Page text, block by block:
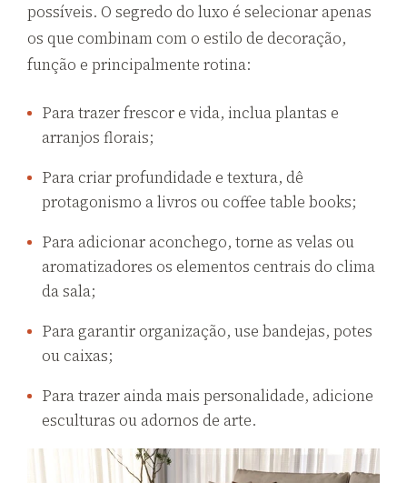
possíveis. O segredo do luxo é selecionar apenas
os que combinam com o estilo de decoração,
função e principalmente rotina:
Para trazer frescor e vida, inclua plantas e
arranjos florais;
Para criar profundidade e textura, dê
protagonismo a livros ou coffee table books;
Para adicionar aconchego, torne as velas ou
aromatizadores os elementos centrais do clima
da sala;
Para garantir organização, use bandejas, potes
ou caixas;
Para trazer ainda mais personalidade, adicione
esculturas ou adornos de arte.